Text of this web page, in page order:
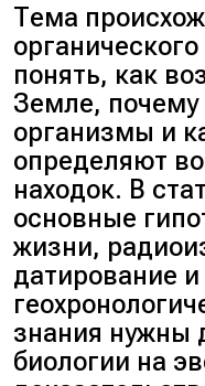
Тема
понять, как
Земле,
организмы и
определяют
находок. В
основные
жизни,
датирование и
знания нужны
биологии на